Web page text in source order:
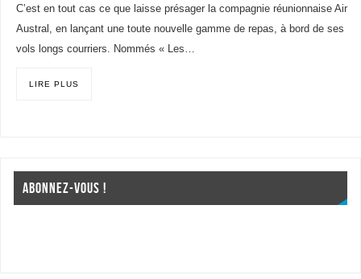
C’est en tout cas ce que laisse présager la compagnie réunionnaise Air
Austral, en lançant une toute nouvelle gamme de repas, à bord de ses
vols longs courriers. Nommés « Les…
LIRE PLUS
ABONNEZ-VOUS !